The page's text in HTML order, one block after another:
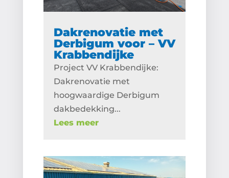
Dakrenovatie met
Derbigum voor – VV
Krabbendijke
Project VV Krabbendijke:
Dakrenovatie met
hoogwaardige Derbigum
dakbedekking...
Lees meer